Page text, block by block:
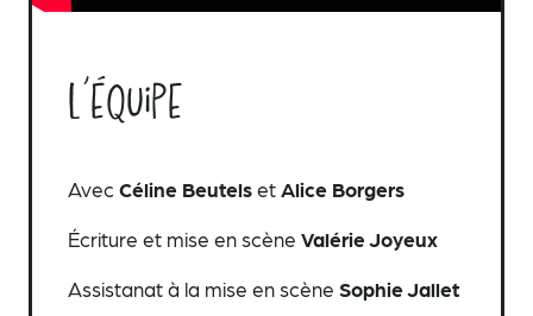
L’équipe
Avec Céline Beutels et Alice Borgers
Écriture et mise en scène Valérie Joyeux
Assistanat à la mise en scène Sophie Jallet